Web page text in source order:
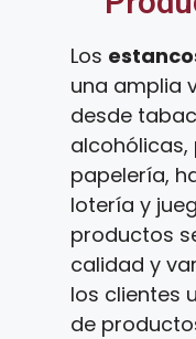
Los
una amplia
desde
papelería,
lotería y
productos
calidad y
los clientes
de